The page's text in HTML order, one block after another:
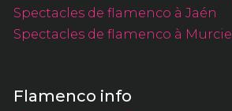
Spectacles de flamenco à Jaén
Spectacles de flamenco à Murcie
Flamenco info